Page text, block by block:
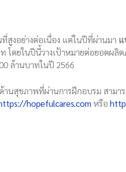
งอย่างต่อเนื่อง แต่ในปีที่ผ่านมา แ
ดยในปีนี้วางเป้าหมายต่อยอดผ
ล้านบาทในปี 2566
นสุขภาพที่ผ่านการฝึกอบรม สาม
hopefulcares.comหรือ